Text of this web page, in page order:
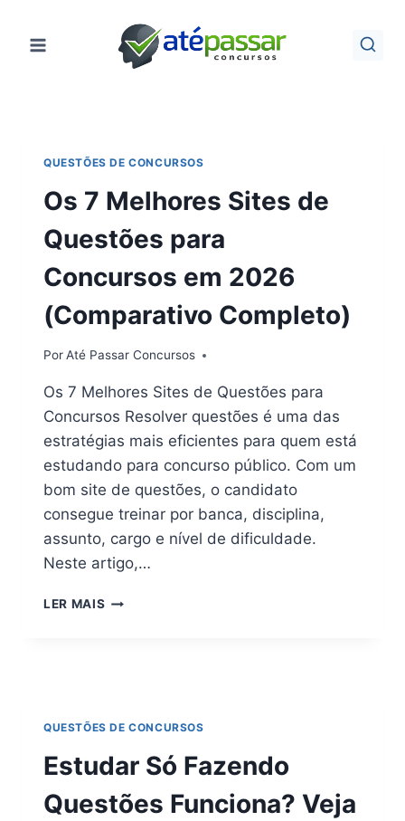
para
QUESTÕES DE CONCURSOS
Os 7 Melhores Sites de
Questões para
Concursos em 2026
(Comparativo Completo)
PorAté Passar Concursos
Os 7 Melhores Sites de Questões para
Concursos Resolver questões é uma das
estratégias mais eficientes para quem está
estudando para concurso público. Com um
bom site de questões, o candidato
consegue treinar por banca, disciplina,
assunto, cargo e nível de dificuldade.
Neste artigo,…
LER MAIS OS
CONCURSOS
2026
(COMPARATIVO
COMPLETO)
QUESTÕES DE CONCURSOS
Estudar Só Fazendo
Questões Funciona? Veja